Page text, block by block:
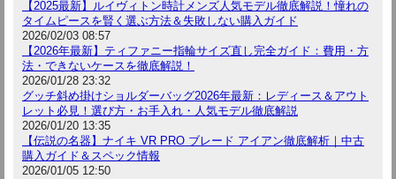
【2025最新】ルイヴィトン時計メンズ人気モデル徹底解説！憧れの
タイムピースを賢く選ぶ方法＆失敗しない購入ガイド
2026/02/03 08:57
【2026年最新】ティファニー指輪サイズ直し完全ガイド：費用・方
法・できないケースを徹底解説！
2026/01/28 23:32
グッチ斜め掛けショルダーバッグ2026年最新：レディース＆アウト
レット必見！選び方・お手入れ・人気モデル徹底解説
2026/01/20 13:35
【伝説の名器】ナイキ VR PRO ブレード アイアン徹底解析｜中古
購入ガイド＆スペック情報
2026/01/05 12:50